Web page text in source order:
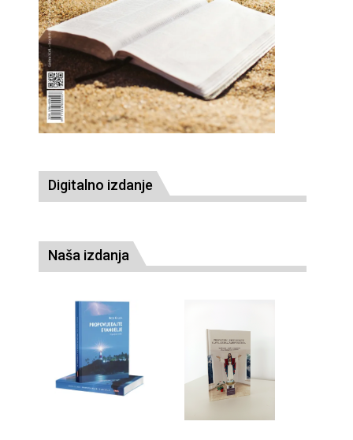
Digitalno izdanje
Naša izdanja